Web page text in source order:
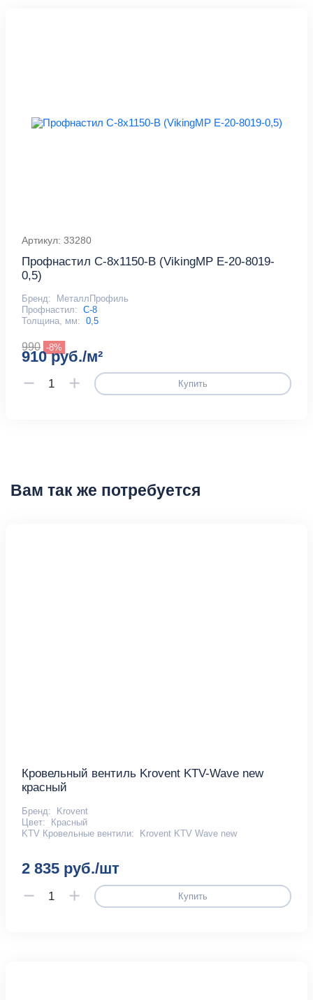
Артикул: 33280
Профнастил С-8x1150-B (VikingMP E-20-8019-
0,5)
Бренд:
МеталлПрофиль
Профнастил: С-8
Толщина, мм: 0,5
990 -8%
910 руб./м²
Купить
Вам так же потребуется
Кровельный вентиль Krovent KTV-Wave new
красный
Бренд:
Krovent
Цвет:
Красный
KTV Кровельные вентили:
Krovent KTV Wave new
2 835 руб./шт
Купить